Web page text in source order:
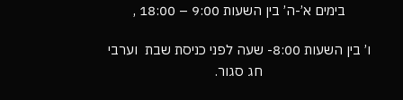
בימים א’-ה’ בין השעות 9:00 – 18:00 ,
ו’ בין השעות 8:00- שעה לפני כניסת שבת וערבי
חג סגור.